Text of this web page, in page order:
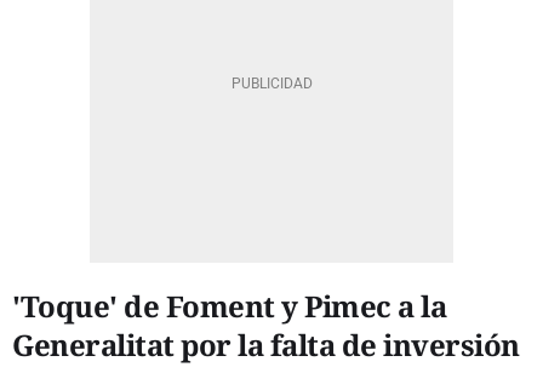
'Toque' de Foment y Pimec a la
Generalitat por la falta de inversión